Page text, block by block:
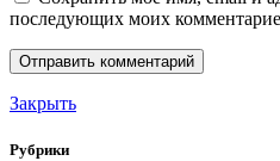
последующих моих
Закрыть
Рубрики